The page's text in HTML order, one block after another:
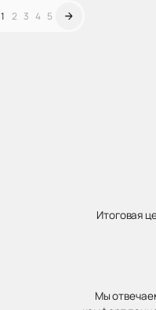
1 2 3 4 5
Итоговая
Мы